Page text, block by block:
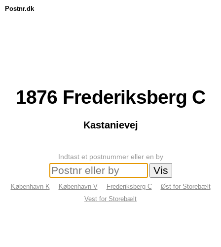
Postnr.dk
1876 Frederiksberg C
Kastanievej
Indtast et postnummer eller en by
København K København V Frederiksberg C
Øst for Storebælt
Vest for Storebælt